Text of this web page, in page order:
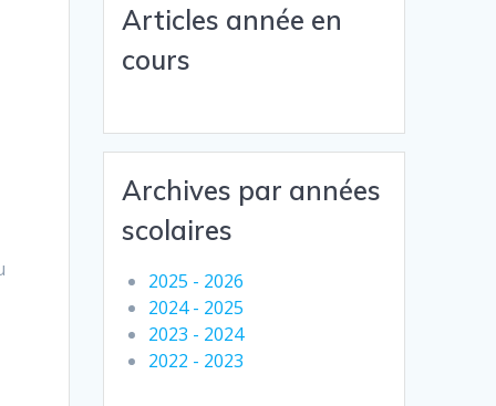
Articles année en
cours
Archives par années
scolaires
2025 - 2026
2024 - 2025
2023 - 2024
2022 - 2023